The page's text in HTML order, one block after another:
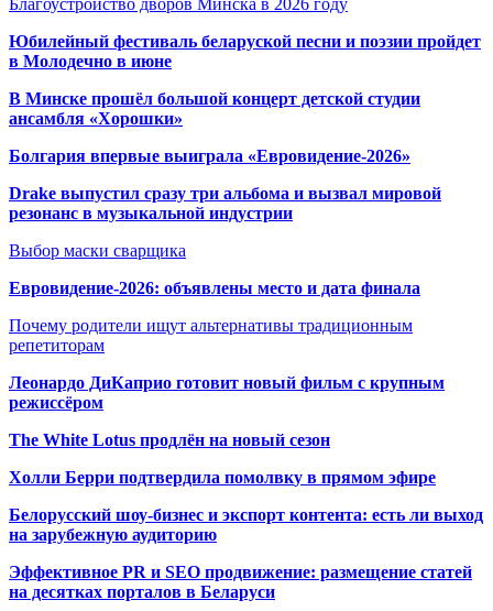
Благоустройство дворов Минска в 2026 году
Юбилейный фестиваль беларуской песни и поэзии пройдет
в Молодечно в июне
В Минске прошёл большой концерт детской студии
ансамбля «Хорошки»
Болгария впервые выиграла «Евровидение-2026»
Drake выпустил сразу три альбома и вызвал мировой
резонанс в музыкальной индустрии
Выбор маски сварщика
Евровидение-2026: объявлены место и дата финала
Почему родители ищут альтернативы традиционным
репетиторам
Леонардо ДиКаприо готовит новый фильм с крупным
режиссёром
The White Lotus продлён на новый сезон
Холли Берри подтвердила помолвку в прямом эфире
Белорусский шоу-бизнес и экспорт контента: есть ли выход
на зарубежную аудиторию
Эффективное PR и SEO продвижение: размещение статей
на десятках порталов в Беларуси